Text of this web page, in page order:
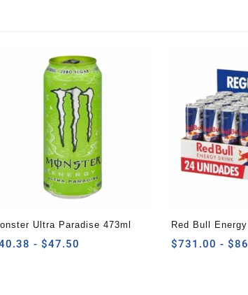
Ultra Paradise 473ml
- $47.50
Red Bull
Pack 24 Latas
$731.00 - $